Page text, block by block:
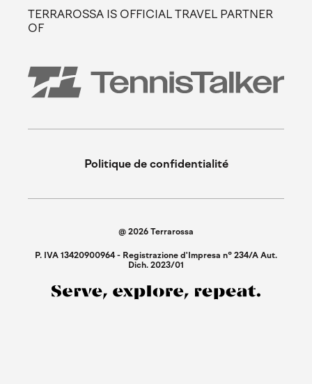
TERRAROSSA IS OFFICIAL TRAVEL PARTNER
OF
Politique de confidentialité
@ 2026 Terrarossa
P. IVA 13420900964 - Registrazione d'Impresa n° 234/A Aut.
Dich. 2023/01